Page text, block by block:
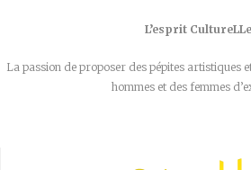
L’esprit
La passion de proposer des pépites artistiques
hommes et des femmes